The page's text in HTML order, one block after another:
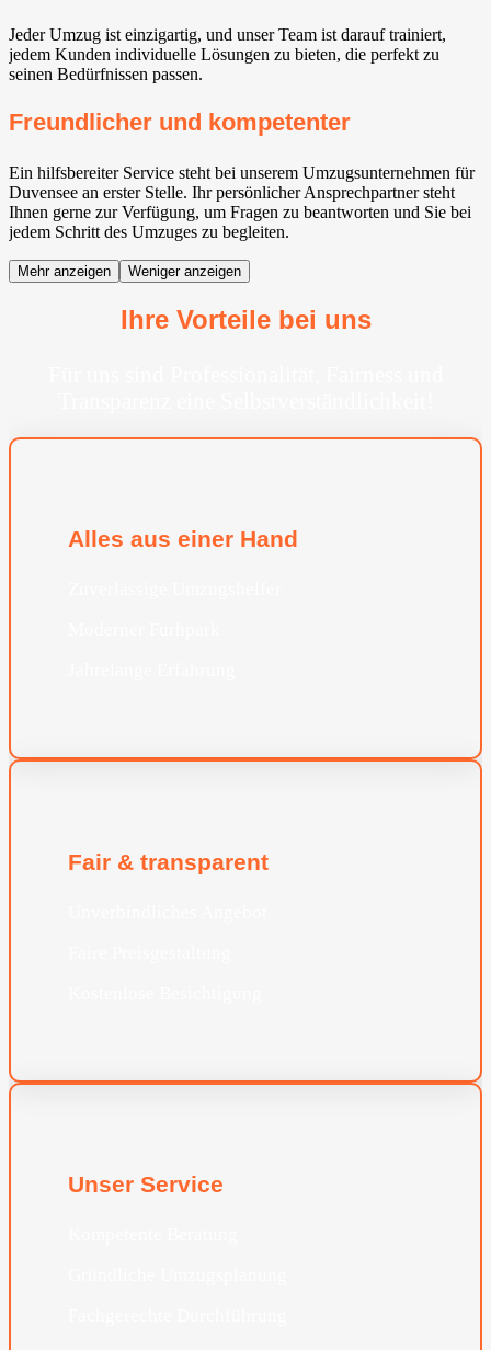
Jeder Umzug ist einzigartig, und unser Team ist darauf trainiert,
jedem Kunden individuelle Lösungen zu bieten, die perfekt zu
seinen Bedürfnissen passen.
Freundlicher und kompetenter
Ein hilfsbereiter Service steht bei unserem Umzugsunternehmen für
Duvensee an erster Stelle. Ihr persönlicher Ansprechpartner steht
Ihnen gerne zur Verfügung, um Fragen zu beantworten und Sie bei
jedem Schritt des Umzuges zu begleiten.
Mehr anzeigen Weniger anzeigen
Ihre Vorteile bei uns
Alles aus einer Hand
Fair & transparent
Unser Service